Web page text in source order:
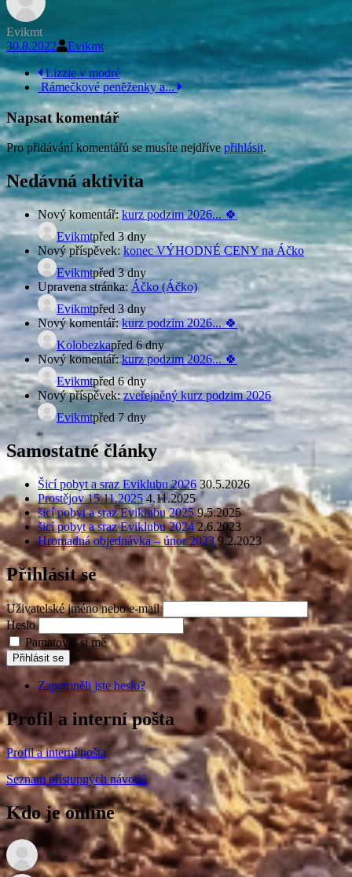
Evikmt
30.8.2022
Evikmt
Navigace
příspěvku
Lizzie v modré
Rámečkové peněženky a...
Napsat komentář
Pro přidávání komentářů se musíte nejdřívepřihlásit.
Nedávná aktivita
Nový komentář: kurz podzim 2026... 🍀
Evikmtpřed 3 dny
Nový příspěvek:konec VÝHODNÉ CENY na Áčko
Evikmtpřed 3 dny
Upravena stránka: Áčko (Áčko)
Evikmtpřed 3 dny
Nový komentář:kurz podzim 2026... 🍀
Kolobezkapřed 6 dny
Nový komentář:kurz podzim 2026... 🍀
Evikmtpřed 6 dny
Nový příspěvek:zveřejněný kurz podzim 2026
Evikmtpřed 7 dny
Samostatné články
Šicí pobyt a sraz Eviklubu 2026 30.5.2026
Prostějov 15.11.2025 4.11.2025
šicí pobyt a sraz Eviklubu 2025 9.5.2025
šicí pobyt a sraz Eviklubu 2024 2.6.2023
Hromadná objednávka – únor 2023 9.2.2023
Přihlásit se
Uživatelské jméno nebo e-mail
Heslo
Pamatovat si mě
Přihlásit se
Zapomněli jste heslo?
Profil a interní pošta
Profil a interní pošta
Seznam přístupných návodů
Kdo je online